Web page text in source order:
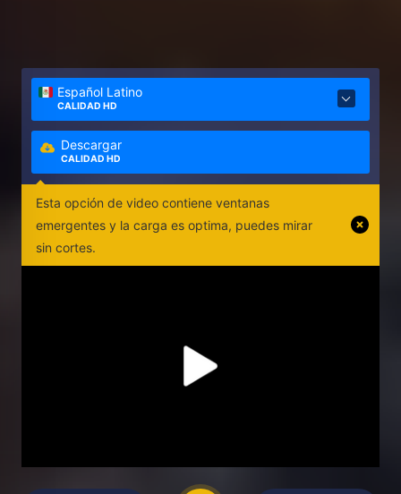
Español Latino
CALIDAD HD
Descargar
CALIDAD HD
Esta opción de video contiene ventanas
emergentes y la carga es optima, puedes mirar
sin cortes.